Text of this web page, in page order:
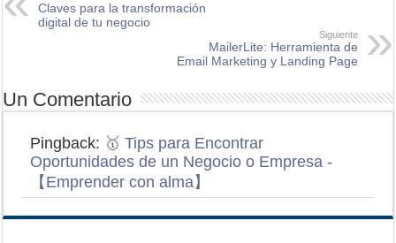
Claves para la transformación
digital de tu negocio
Siguiente
MailerLite: Herramienta de
Email Marketing y Landing Page
Un Comentario
Pingback: 🥇 Tips para Encontrar
Oportunidades de un Negocio o Empresa -
【Emprender con alma】